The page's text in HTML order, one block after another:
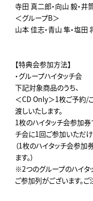
寺田 真二郎・向山 毅・井
＜グループB＞
山本 佳志・青山 隼・塩田
【特典会参加方法】
・グループハイタッチ会
下記対象商品のうち、
＜CD Only＞1枚ご予約/
渡しいたします。
1枚のハイタッチ会参加券
チ会に1回ご参加いただけ
（1枚のハイタッチ会参加
ます。）
※2つのグループのハイタ
ご参加列がございます。ご